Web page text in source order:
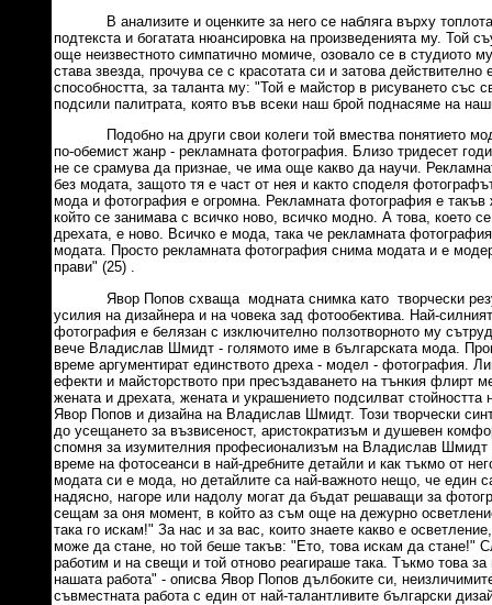
В анализите и оценките за него се набляга върху
подтекста и богатата нюансировка на произведенията му. Той
още неизвестното симпатично момиче, озовало се в студиото
става звезда, прочува се с красотата си и затова действително
способността, за таланта му: "Той е майстор в рисуването със
подсили палитрата, която във всеки наш брой поднасяме на
Подобно на други свои колеги той вмества понятието
по-обемист жанр - рекламната фотография. Близо тридесет
не се срамува да признае, че има още какво да научи.
без модата, защото тя е част от нея и както споделя
мода и фотография е огромна. Рекламната фотография е
който се занимава с всичко ново, всичко модно. А това, което
дрехата, е ново. Всичко е мода, така че рекламната
модата. Просто рекламната фотография снима модата и е
прави" (25) .
Явор Попов схваща модната снимка като творчески
усилия на дизайнера и на човека зад фотообектива. Най-
фотография е белязан с изключително ползотворното му
вече Владислав Шмидт - голямото име в българската мода.
време аргументират единството дреха - модел - фотография.
ефекти и майсторството при пресъздаването на тънкия флирт
жената и дрехата, жената и украшението подсилват стойността
Явор Попов и дизайна на Владислав Шмидт. Този творчески
до усещането за възвисеност, аристократизъм и душевен
спомня за изумителния професионализъм на Владислав Шмидт
време на фотосеанси в най-дребните детайли и как тъкмо от
модата си е мода, но детайлите са най-важното нещо, че един
надясно, нагоре или надолу могат да бъдат решаващи за
сещам за оня момент, в който аз съм още на дежурно
така го искам!" За нас и за вас, които знаете какво е
може да стане, но той беше такъв: "Ето, това искам да стане!"
работим и на свещи и той отново реагираше така. Тъкмо това за
нашата работа" - описва Явор Попов дълбоките си,
съвместната работа с един от най-талантливите български